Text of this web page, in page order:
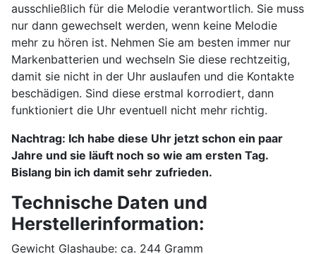
ausschließlich für die Melodie verantwortlich. Sie muss
nur dann gewechselt werden, wenn keine Melodie
mehr zu hören ist. Nehmen Sie am besten immer nur
Markenbatterien und wechseln Sie diese rechtzeitig,
damit sie nicht in der Uhr auslaufen und die Kontakte
beschädigen. Sind diese erstmal korrodiert, dann
funktioniert die Uhr eventuell nicht mehr richtig.
Nachtrag: Ich habe diese Uhr jetzt schon ein paar
Jahre und sie läuft noch so wie am ersten Tag.
Bislang bin ich damit sehr zufrieden.
Technische Daten und
Herstellerinformation:
Gewicht Glashaube: ca. 244 Gramm